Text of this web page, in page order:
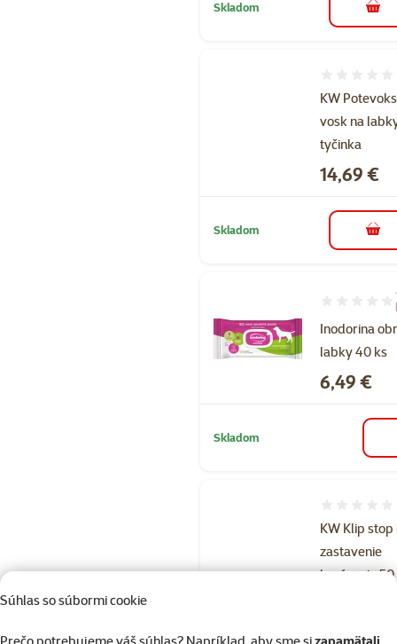
Súhlas so súbormi cookie
Skladom do
KW Potevoks
vosk na
tyčinka
Cena
14,69 €
Skladom do
Inodorina
labky 40 ks
Hodnotenie
Cena
6,49 €
Skladom
KW Klip stop
zastavenie
krvácania